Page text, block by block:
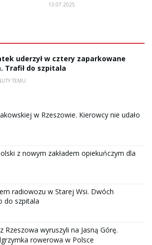
13.07.2025
uderzył w cztery zaparkowane
Trafił do szpitala
TEMU
w Rzeszowie. Kierowcy nie udało
z nowym zakładem opiekuńczym dla
radiowozu w Starej Wsi. Dwóch
do szpitala
Rzeszowa wyruszyli na Jasną Górę.
rowerowa w Polsce